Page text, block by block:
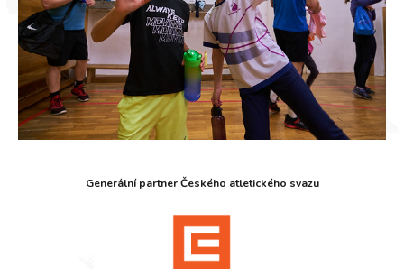
Generální partner Českého atletického svazu